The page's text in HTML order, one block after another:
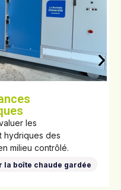
les
hydriques des
milieu contrôlé.
la boîte chaude gardée